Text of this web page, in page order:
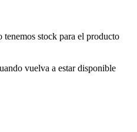
tenemos stock para el producto
vuelva a estar disponible